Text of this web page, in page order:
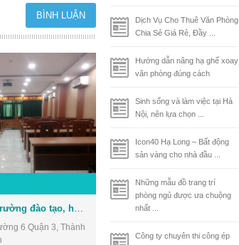
6 Quận 3, Thành
Dịch Vụ Cho Thuê Văn Phòng
Chia Sẻ Giá Rẻ, Đầy ...
Hướng dẫn nâng hạ ghế xoay
văn phòng đúng cách
Sinh sống và làm việc tại Hà
Nội, nên lựa chọn ...
Icon40 Hạ Long – Bất động
sản vàng cho nhà đầu ...
Những mẫu đồ trang trí
phòng ngủ được ưa chuộng
nhất ...
Công ty chuyên thi công ép